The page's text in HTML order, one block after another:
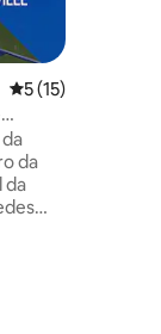
5 de uma
5 (15)
da
da
do